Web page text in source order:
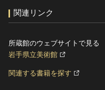
関連リンク
所蔵館のウェブサイトで見る
岩手県立美術館
関連する書籍を探す